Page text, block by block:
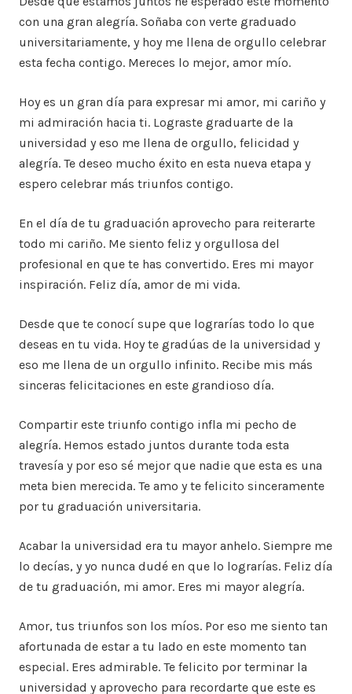
con una gran alegría. Soñaba con verte graduado
universitariamente, y hoy me llena de orgullo celebrar
esta fecha contigo. Mereces lo mejor, amor mío.
Hoy es un gran día para expresar mi amor, mi cariño y
mi admiración hacia ti. Lograste graduarte de la
universidad y eso me llena de orgullo, felicidad y
alegría. Te deseo mucho éxito en esta nueva etapa y
espero celebrar más triunfos contigo.
En el día de tu graduación aprovecho para reiterarte
todo mi cariño. Me siento feliz y orgullosa del
profesional en que te has convertido. Eres mi mayor
inspiración. Feliz día, amor de mi vida.
Desde que te conocí supe que lograrías todo lo que
deseas en tu vida. Hoy te gradúas de la universidad y
eso me llena de un orgullo infinito. Recibe mis más
sinceras felicitaciones en este grandioso día.
Compartir este triunfo contigo infla mi pecho de
alegría. Hemos estado juntos durante toda esta
travesía y por eso sé mejor que nadie que esta es una
meta bien merecida. Te amo y te felicito sinceramente
por tu graduación universitaria.
Acabar la universidad era tu mayor anhelo. Siempre me
lo decías, y yo nunca dudé en que lo lograrías. Feliz día
de tu graduación, mi amor. Eres mi mayor alegría.
Amor, tus triunfos son los míos. Por eso me siento tan
afortunada de estar a tu lado en este momento tan
especial. Eres admirable. Te felicito por terminar la
universidad y aprovecho para recordarte que este es